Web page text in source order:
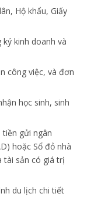
Hộ khẩu, Giấy
ký kinh doanh và
công việc, và đơn
học sinh, sinh
tiền gửi ngân
hoặc Sổ đỏ nhà
tài sản có giá trị
du lịch chi tiết